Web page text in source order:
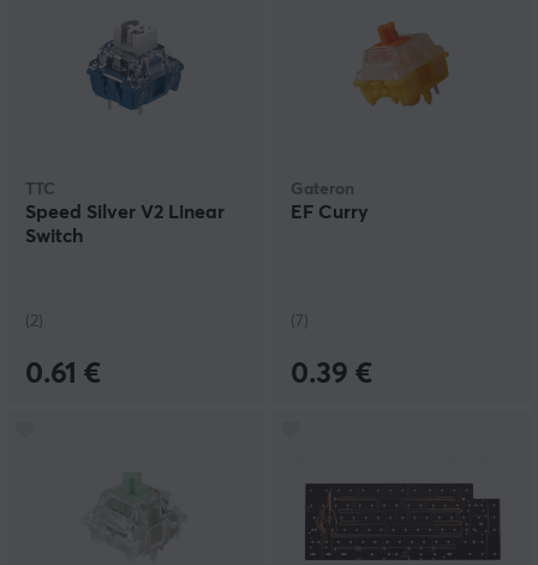
TTC
Speed Silver V2 Linear
Switch
(2)
0.61 €
Gateron
EF Curry
(7)
0.39 €